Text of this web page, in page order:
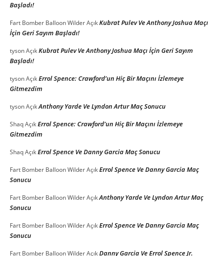
Başladı!
Fart Bomber Balloon WilderAçıkKubrat Pulev Ve Anthony Joshua Maçı
İçin Geri Sayım Başladı!
tysonAçıkKubrat Pulev Ve Anthony Joshua Maçı İçin Geri Sayım
Başladı!
tysonAçıkErrol Spence: Crawford’un Hiç Bir Maçını İzlemeye
Gitmezdim
tysonAçıkAnthony Yarde Ve Lyndon Artur Maç Sonucu
ShaqAçıkErrol Spence: Crawford’un Hiç Bir Maçını İzlemeye
Gitmezdim
ShaqAçıkErrol Spence Ve Danny Garcia Maç Sonucu
Fart Bomber Balloon WilderAçıkErrol Spence Ve Danny Garcia Maç
Sonucu
Fart Bomber Balloon WilderAçıkAnthony Yarde Ve Lyndon Artur Maç
Sonucu
Fart Bomber Balloon WilderAçıkErrol Spence Ve Danny Garcia Maç
Sonucu
Fart Bomber Balloon WilderAçıkDanny Garcia Ve Errol Spence Jr.